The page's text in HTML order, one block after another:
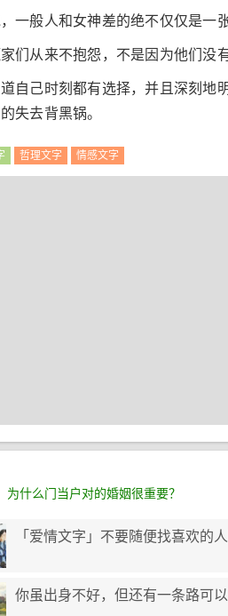
一般人和女神差的绝不仅仅是一张
们从来不抱怨，不是因为他们没
自己时刻都有选择，并且深刻地
失去背黑锅。
哲理文字 情感文字
为什么门当户对的婚姻很重要？
「爱情文字」不要随便找喜欢的人
你虽出身不好，但还有一条路可以